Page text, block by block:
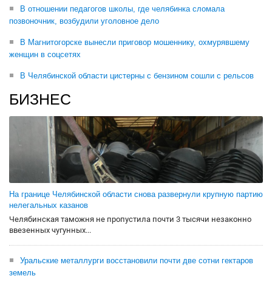
В отношении педагогов школы, где челябинка сломала
позвоночник, возбудили уголовное дело
В Магнитогорске вынесли приговор мошеннику, охмурявшему
женщин в соцсетях
В Челябинской области цистерны с бензином сошли с рельсов
БИЗНЕС
На границе Челябинской области снова развернули крупную партию
нелегальных казанов
Челябинская таможня не пропустила почти 3 тысячи незаконно
ввезенных чугунных...
Уральские металлурги восстановили почти две сотни гектаров
земель